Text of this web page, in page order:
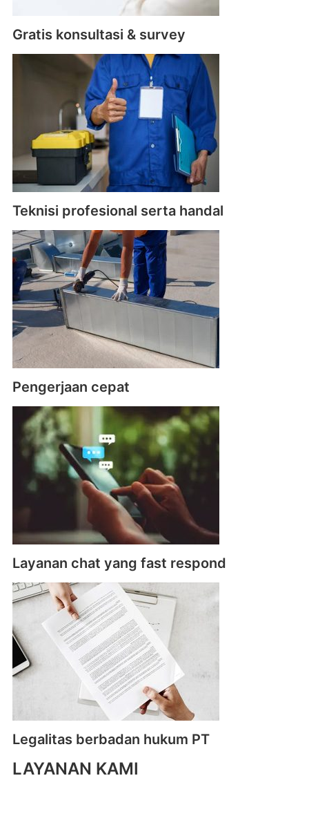
Gratis konsultasi & survey
Teknisi profesional serta handal
Pengerjaan cepat
Layanan chat yang fast respond
Legalitas berbadan hukum PT
LAYANAN KAMI